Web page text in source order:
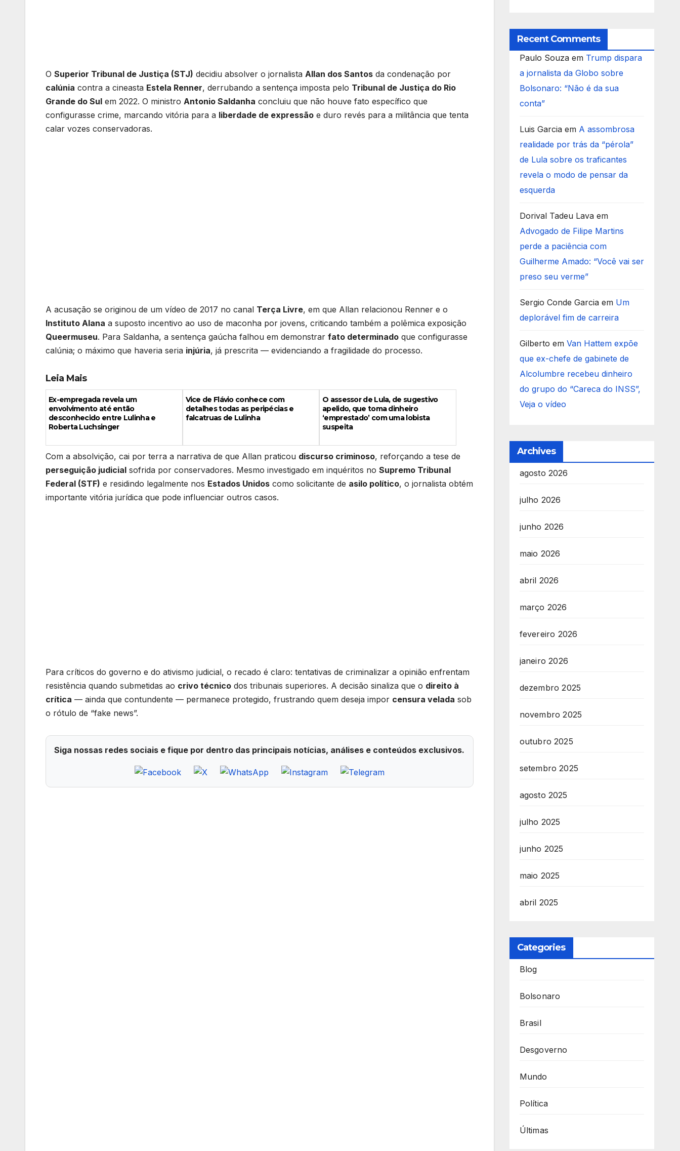
O Superior Tribunal de Justiça (STJ) decidiu absolver o jornalista Allan dos Santos da condenação por
calúnia contra a cineasta Estela Renner, derrubando a sentença imposta pelo Tribunal de Justiça do Rio
Grande do Sul em 2022. O ministro Antonio Saldanha concluiu que não houve fato específico que
configurasse crime, marcando vitória para a liberdade de expressão e duro revés para a militância que tenta
calar vozes conservadoras.
A acusação se originou de um vídeo de 2017 no canal Terça Livre, em que Allan relacionou Renner e o
Instituto Alana a suposto incentivo ao uso de maconha por jovens, criticando também a polêmica exposição
Queermuseu. Para Saldanha, a sentença gaúcha falhou em demonstrar fato determinado que configurasse
calúnia; o máximo que haveria seria injúria, já prescrita — evidenciando a fragilidade do processo.
Leia Mais
Ex-empregada revela um
envolvimento até então
desconhecido entre Lulinha e
Roberta Luchsinger
Vice de Flávio conhece com
detalhes todas as peripécias e
falcatruas de Lulinha
O assessor de Lula, de sugestivo
apelido, que toma dinheiro
‘emprestado’ com uma lobista
suspeita
Com a absolvição, cai por terra a narrativa de que Allan praticou discurso criminoso, reforçando a tese de
perseguição judicial sofrida por conservadores. Mesmo investigado em inquéritos no Supremo Tribunal
Federal (STF) e residindo legalmente nos Estados Unidos como solicitante de asilo político, o jornalista obtém
importante vitória jurídica que pode influenciar outros casos.
Para críticos do governo e do ativismo judicial, o recado é claro: tentativas de criminalizar a opinião enfrentam
resistência quando submetidas ao crivo técnico dos tribunais superiores. A decisão sinaliza que o direito à
crítica — ainda que contundente — permanece protegido, frustrando quem deseja impor censura velada sob
o rótulo de “fake news”.
Siga nossas redes sociais e fique por dentro das principais notícias, análises e conteúdos exclusivos.
Recent Comments
Paulo Souzaem Trump dispara
a jornalista da Globo sobre
Bolsonaro: “Não é da sua
conta”
Luis Garciaem A assombrosa
realidade por trás da “pérola”
de Lula sobre os traficantes
revela o modo de pensar da
esquerda
Dorival Tadeu Lavaem
Advogado de Filipe Martins
perde a paciência com
Guilherme Amado: “Você vai ser
preso seu verme”
Sergio Conde Garciaem Um
deplorável fim de carreira
Gilberto em Van Hattem expõe
que ex-chefe de gabinete de
Alcolumbre recebeu dinheiro
do grupo do “Careca do INSS”,
Veja o vídeo
Archives
agosto 2026
julho 2026
junho 2026
maio 2026
abril 2026
março 2026
fevereiro 2026
janeiro 2026
dezembro 2025
novembro 2025
outubro 2025
setembro 2025
agosto 2025
julho 2025
junho 2025
maio 2025
abril 2025
Categories
Blog
Bolsonaro
Brasil
Desgoverno
Mundo
Política
Últimas